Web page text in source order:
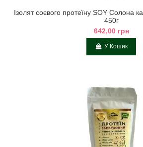
Ізолят соєвого протеїну SOY Солона
450г
642,00 грн
У Кошик